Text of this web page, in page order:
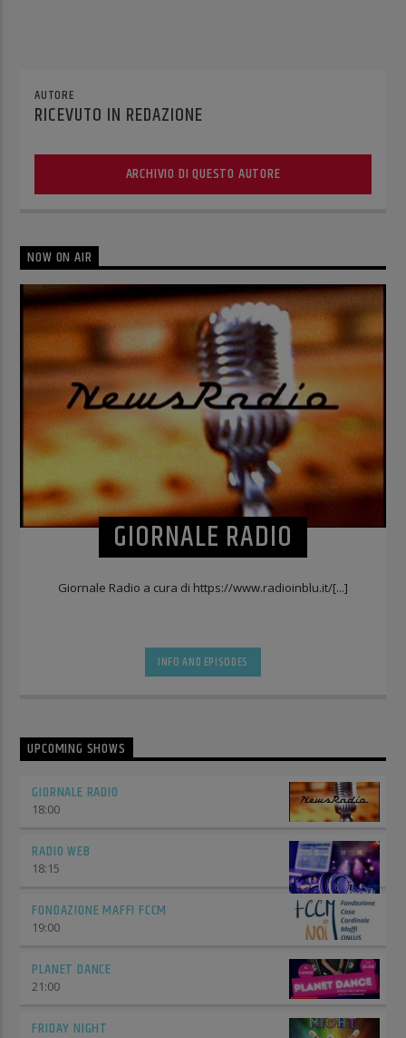
AUTORE
RICEVUTO IN REDAZIONE
ARCHIVIO DI QUESTO AUTORE
NOW ON AIR
GIORNALE RADIO
Giornale Radio a cura di https://www.radioinblu.it/[...]
INFO AND EPISODES
UPCOMING SHOWS
GIORNALE RADIO
18:00
RADIO WEB
18:15
FONDAZIONE MAFFI FCCM
19:00
PLANET DANCE
21:00
FRIDAY NIGHT